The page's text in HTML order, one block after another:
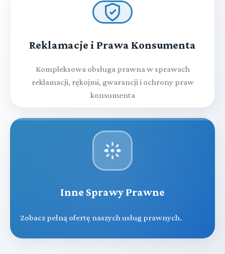
Reklamacje i Prawa Konsumenta
Kompleksowa obsługa prawna w sprawach
reklamacji, rękojmi, gwarancji i ochrony praw
konsumenta
Inne Sprawy Prawne
Zobacz pełną ofertę naszych usług prawnych.